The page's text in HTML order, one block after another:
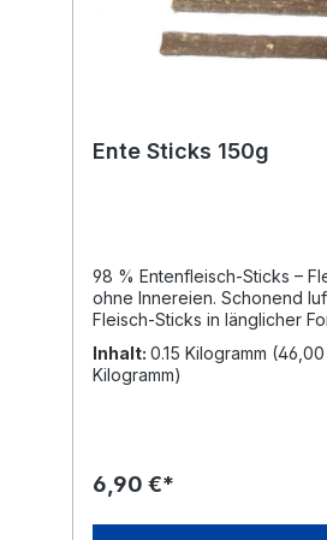
6,1% Feuchtigkeit: 6,4%
Ente Sticks 150g
98 % Entenfleisch-Sticks –
ohne Innereien. Schonend luftgetrocknete
Fleisch-Sticks in länglicher
Getreide, künstlichen
Konservierungsstoffen. Die Sticks eignen
sich gut als Snack für
Worin unterscheiden sich
Minis, unterscheiden sich
Inhalt: 0.15 Kilogramm
Kilogramm)
6,90 €*